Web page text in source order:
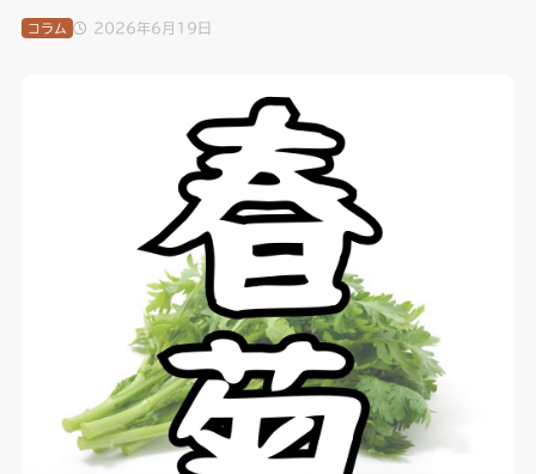
2026年6月19日
コラム